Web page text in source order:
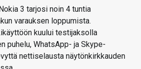
3 tarjosi noin 4 tuntia
varauksen loppumista.
kuului testijaksolla
puhelu, WhatsApp- ja Skype-
nettiselausta näytönkirkkauden